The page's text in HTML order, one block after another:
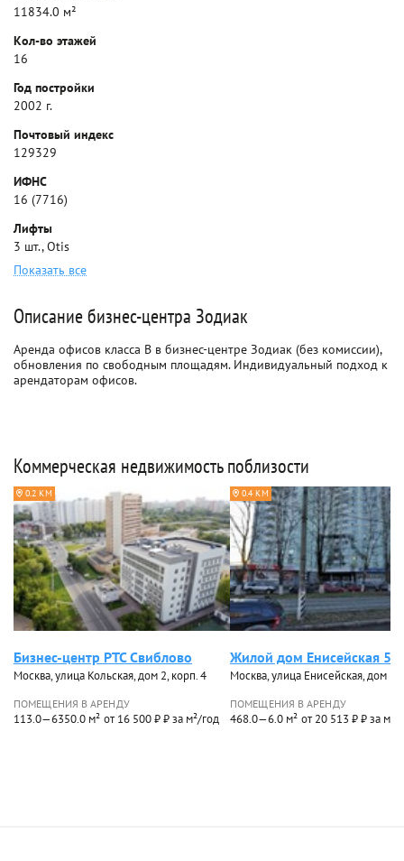
11834.0 м²
Кол-во этажей
16
Год постройки
2002 г.
Почтовый индекс
129329
ИФНС
16 (7716)
Лифты
3 шт., Otis
Показать все
Описание бизнес-центра Зодиак
Аренда офисов класса B в бизнес-центре Зодиак (без комиссии),
обновления по свободным площадям. Индивидуальный подход к
арендаторам офисов.
Коммерческая недвижимость поблизости
0.2 КМ
Бизнес-центр РТС Свиблово
Москва, улица Кольская, дом 2, корп. 4
ПОМЕЩЕНИЯ В АРЕНДУ
113.0—6350.0 м² от 16 500 ₽ ₽ за м²/год
0.4 КМ
Жилой дом Енисейская 5
Москва, улица Енисейская, дом 5
ПОМЕЩЕНИЯ В АРЕНДУ
468.0—6.0 м² от 20 513 ₽ ₽ за м²/